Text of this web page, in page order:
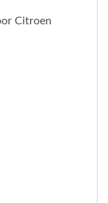
Citroen